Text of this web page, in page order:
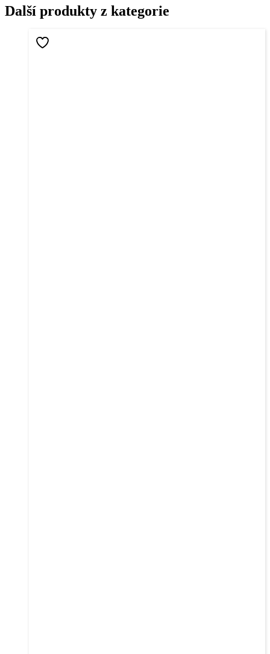
Další produkty z kategorie